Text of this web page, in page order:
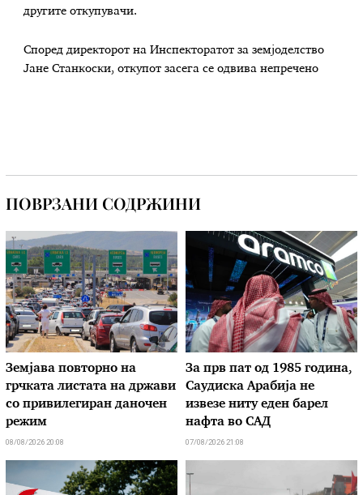
другите откупувачи.
Според директорот на Инспекторатот за земјоделство
Јане Станкоски, откупот засега се одвива непречено
ПОВРЗАНИ СОДРЖИНИ
Земјава повторно на
грчката листата на држави
со привилегиран даночен
режим
08/08/2026 20:08
За прв пат од 1985 година,
Саудиска Арабија не
извезе ниту еден барел
нафта во САД
07/08/2026 21:08